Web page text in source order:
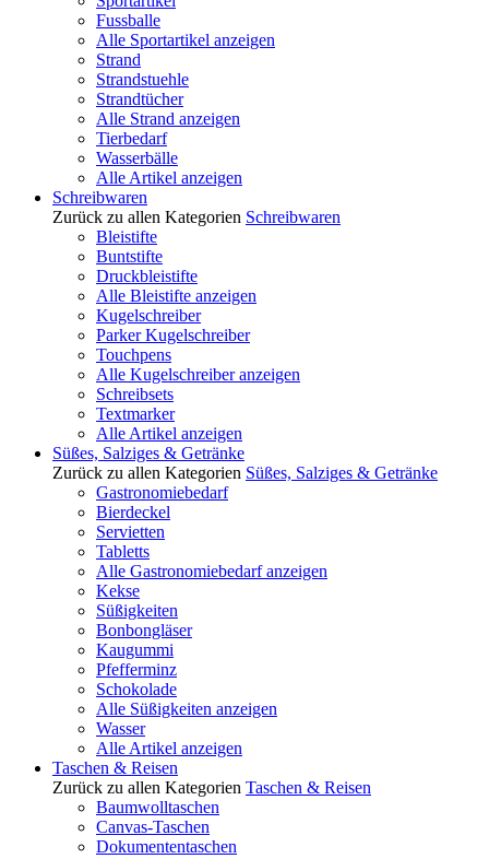
Fussballe
Alle Sportartikel anzeigen
Strand
Strandstuehle
Strandtücher
Alle Strand anzeigen
Tierbedarf
Wasserbälle
Alle Artikel anzeigen
Schreibwaren
Zurück zu allen Kategorien Schreibwaren
Bleistifte
Buntstifte
Druckbleistifte
Alle Bleistifte anzeigen
Kugelschreiber
Parker Kugelschreiber
Touchpens
Alle Kugelschreiber anzeigen
Schreibsets
Textmarker
Alle Artikel anzeigen
Süßes, Salziges & Getränke
Zurück zu allen Kategorien Süßes, Salziges & Getränke
Gastronomiebedarf
Bierdeckel
Servietten
Tabletts
Alle Gastronomiebedarf anzeigen
Kekse
Süßigkeiten
Bonbongläser
Kaugummi
Pfefferminz
Schokolade
Alle Süßigkeiten anzeigen
Wasser
Alle Artikel anzeigen
Taschen & Reisen
Zurück zu allen Kategorien Taschen & Reisen
Baumwolltaschen
Canvas-Taschen
Dokumententaschen